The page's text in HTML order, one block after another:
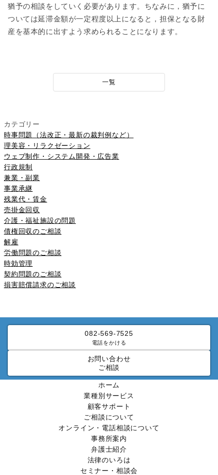
猶予の相談をしていく必要があります。ちなみに，猶予に
ついては延滞金額が一定程度以上になると，担保となる財
産を基本的に出すよう求められることになります。
一覧
カテゴリー
時事問題（法改正・最新の裁判例など）
理美容・リラクゼーション
ウェブ制作・システム開発・広告業
行政規制
兼業・副業
事業承継
残業代・賃金
売掛金回収
介護・福祉施設の問題
債権回収のご相談
解雇
労働問題のご相談
時効管理
契約問題のご相談
損害賠償請求のご相談
082-569-7525
電話をかける
お問い合わせ
ご相談
ホーム
業種別サービス
顧客サポート
ご相談について
オンライン・電話相談について
事務所案内
弁護士紹介
法律のいろは
セミナー・相談会